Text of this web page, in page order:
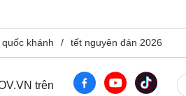
khánh tết nguyên đán 2026
trên